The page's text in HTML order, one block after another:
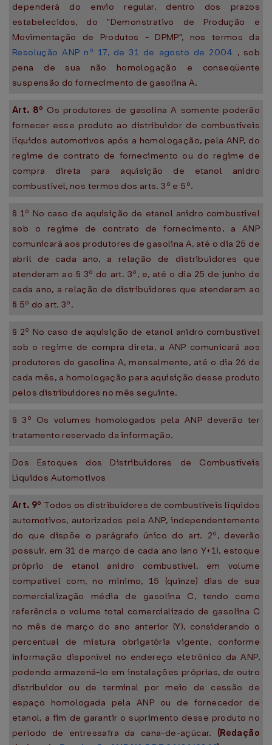
dependerá do envio regular, dentro dos prazos
estabelecidos, do "Demonstrativo de Produção e
Movimentação de Produtos - DPMP", nos termos da
Resolução ANP nº 17, de 31 de agosto de 2004 , sob
pena de sua não homologação e conseqüente
suspensão do fornecimento de gasolina A.
Art. 8º Os produtores de gasolina A somente poderão
fornecer esse produto ao distribuidor de combustíveis
líquidos automotivos após a homologação, pela ANP, do
regime de contrato de fornecimento ou do regime de
compra direta para aquisição de etanol anidro
combustível, nos termos dos arts. 3º e 5º.
§ 1º No caso de aquisição de etanol anidro combustível
sob o regime de contrato de fornecimento, a ANP
comunicará aos produtores de gasolina A, até o dia 25 de
abril de cada ano, a relação de distribuidores que
atenderam ao § 3º do art. 3º, e, até o dia 25 de junho de
cada ano, a relação de distribuidores que atenderam ao
§ 5º do art. 3º.
§ 2º No caso de aquisição de etanol anidro combustível
sob o regime de compra direta, a ANP comunicará aos
produtores de gasolina A, mensalmente, até o dia 26 de
cada mês, a homologação para aquisição desse produto
pelos distribuidores no mês seguinte.
§ 3º Os volumes homologados pela ANP deverão ter
tratamento reservado da informação.
Dos Estoques dos Distribuidores de Combustíveis
Líquidos Automotivos
Art. 9º Todos os distribuidores de combustíveis líquidos
automotivos, autorizados pela ANP, independentemente
do que dispõe o parágrafo único do art. 2º, deverão
possuir, em 31 de março de cada ano (ano Y+1), estoque
próprio de etanol anidro combustível, em volume
compatível com, no mínimo, 15 (quinze) dias de sua
comercialização média de gasolina C, tendo como
referência o volume total comercializado de gasolina C
no mês de março do ano anterior (Y), considerando o
percentual de mistura obrigatória vigente, conforme
informação disponível no endereço eletrônico da ANP,
podendo armazená-lo em instalações próprias, de outro
distribuidor ou de terminal por meio de cessão de
espaço homologada pela ANP ou de fornecedor de
etanol, a fim de garantir o suprimento desse produto no
período de entressafra da cana-de-açúcar. (Redação